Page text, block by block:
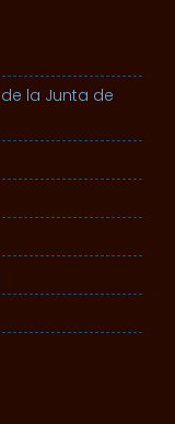
la Junta de